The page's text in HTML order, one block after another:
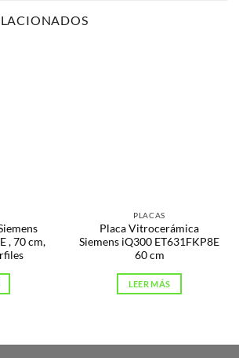
, 70 cm,
PLACAS
Placa Vitrocerámica
Siemens iQ300 ET631FKP8E
60 cm
LEER MÁS